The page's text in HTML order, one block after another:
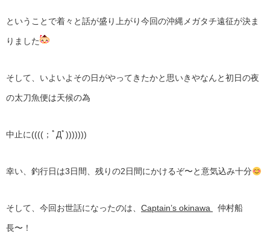
ということで着々と話が盛り上がり今回の沖縄メガタチ遠征が決ま
りました
そして、いよいよその日がやってきたかと思いきやなんと初日の夜
の太刀魚便は天候の為
中止に((((；ﾟДﾟ)))))))
幸い、釣行日は3日間、残りの2日間にかけるぞ〜と意気込み十分
そして、今回お世話になったのは、 Captain’s okinawa 仲村船
長〜！